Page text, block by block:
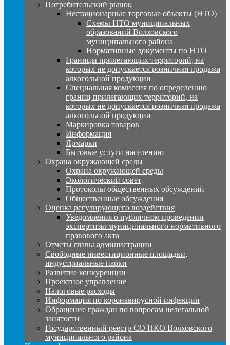
Потребительский рынок
Нестационарные торговые объекты (НТО)
Схемы НТО муниципальных
образований Волховского
муниципального района
Нормативные документы по НТО
Границы прилегающих территорий, на
которых не допускается розничная продажа
алкогольной продукции
Специальная комиссия по определению
границ прилегающих территорий, на
которых не допускается розничная продажа
алкогольной продукции
Маркировка товаров
Информация
Ярмарки
Бытовые услуги населению
Охрана окружающей среды
Охрана окружающей среды
Экологический совет
Протоколы общественных обсуждений
Общественные обсуждения
Оценка регулирующего воздействия
Уведомления о публичном проведении
экспертизы муниципального нормативного
правового акта
Отчеты главы администрации
Свободные инвестиционные площадки,
индустриальные парки
Развитие конкуренции
Проектное управление
Налоговые расходы
Информация по коронавирусной инфекции
Обращение граждан по вопросам нелегальной
занятости
Государственный реестр СО НКО Волховского
муниципального района